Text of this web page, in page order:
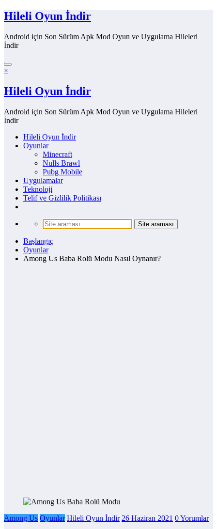
İçeriğe
atla
Hileli Oyun İndir
Android için Son Sürüm Apk Mod Oyun ve Uygulama Hileleri
İndir
×
Hileli Oyun İndir
Android için Son Sürüm Apk Mod Oyun ve Uygulama Hileleri
İndir
Hileli Oyun İndir
Oyunlar
Minecraft
Nulls Brawl
Pubg Mobile
Uygulamalar
Teknoloji
Telif ve Gizlilik Politikası
Başlangıç
Oyunlar
Among Us Baba Rolü Modu Nasıl Oynanır?
Among Us Oyunlar Hileli Oyun İndir 26 Haziran 2021 0 Yorumlar